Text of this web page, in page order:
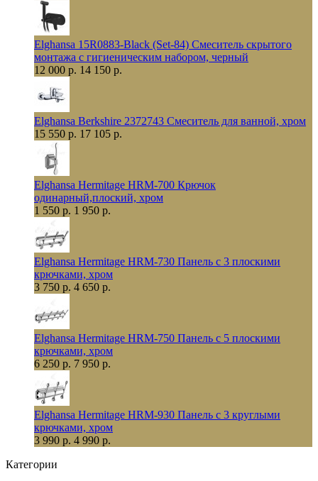
Elghansa 15R0883-Black (Set-84) Смеситель скрытого
монтажа с гигиеническим набором, черный
12 000 р. 14 150 р.
Elghansa Berkshire 2372743 Смеситель для ванной, хром
15 550 р. 17 105 р.
Elghansa Hermitage HRM-700 Крючок
одинарный,плоский, хром
1 550 р. 1 950 р.
Elghansa Hermitage HRM-730 Панель с 3 плоскими
крючками, хром
3 750 р. 4 650 р.
Elghansa Hermitage HRM-750 Панель с 5 плоскими
крючками, хром
6 250 р. 7 950 р.
Elghansa Hermitage HRM-930 Панель с 3 круглыми
крючками, хром
3 990 р. 4 990 р.
Категории